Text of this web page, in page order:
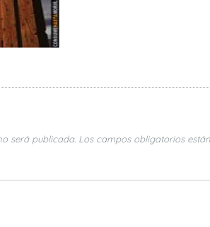
será publicada. Los campos obligatorios